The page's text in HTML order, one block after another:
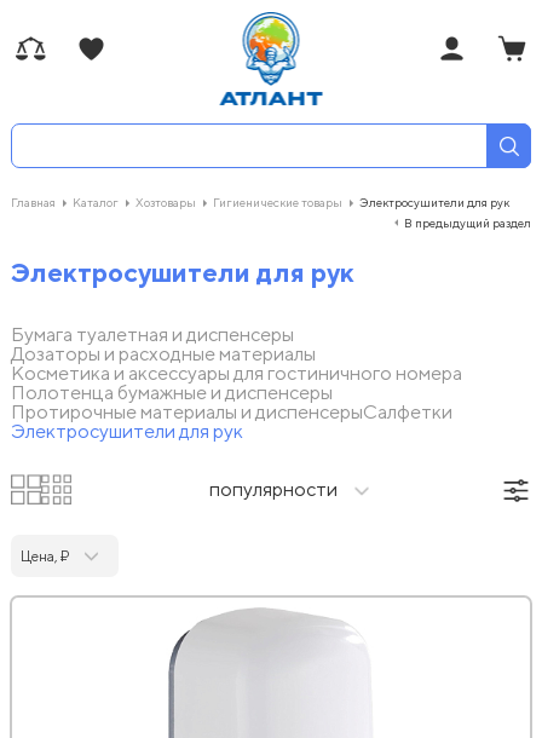
Главная Каталог Хозтовары Гигиенические товары
Электросушители для рук
В предыдущий раздел
Электросушители для рук
Бумага туалетная и диспенсеры
Дозаторы и расходные материалы
Косметика и аксессуары для гостиничного номера
Полотенца бумажные и диспенсеры
Протирочные материалы и диспенсерыСалфетки
Электросушители для рук
популярности
Цена, ₽